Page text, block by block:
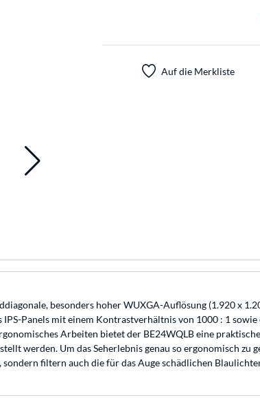
Auf die Merkliste
besonders hoher WUXGA-Auflösung (1.920 x
Panels mit einem Kontrastverhältnis von 1000 : 1
Arbeiten bietet der BE24WQLB eine
werden. Um das Seherlebnis genau so ergonomisch
filtern auch die für das Auge schädlichen